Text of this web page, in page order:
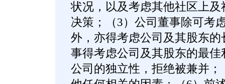
状况，以及考虑其他社区上
决策；（3）公司董事除可考
外，亦得考虑公司及其股东
事得考虑公司及其股东的最
公司的独立性，拒绝被兼并